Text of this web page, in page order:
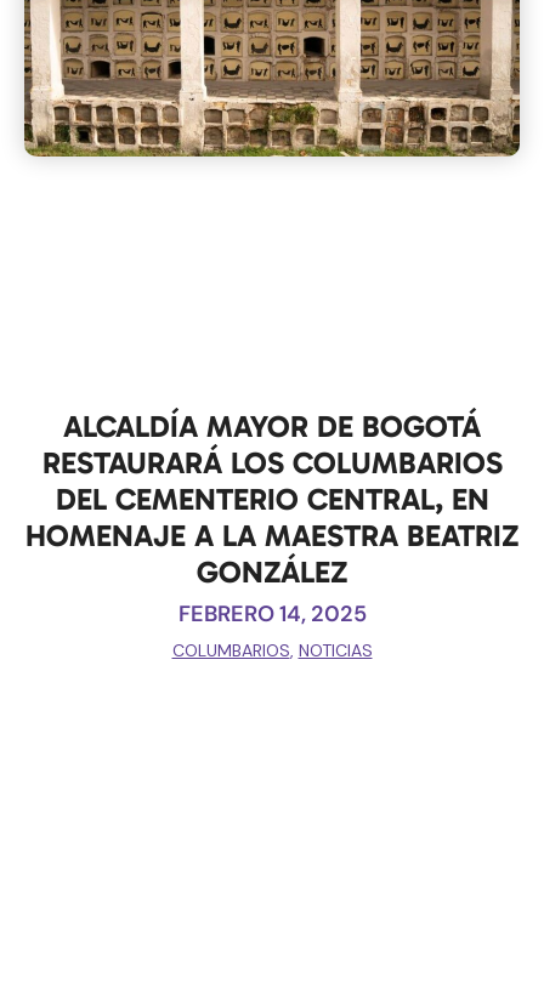
ALCALDÍA MAYOR DE BOGOTÁ
RESTAURARÁ LOS COLUMBARIOS
DEL CEMENTERIO CENTRAL, EN
HOMENAJE A LA MAESTRA BEATRIZ
GONZÁLEZ
FEBRERO 14, 2025
COLUMBARIOS, NOTICIAS